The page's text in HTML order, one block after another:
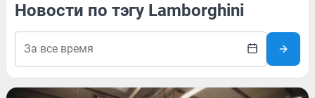
Новости по тэгу Lamborghini